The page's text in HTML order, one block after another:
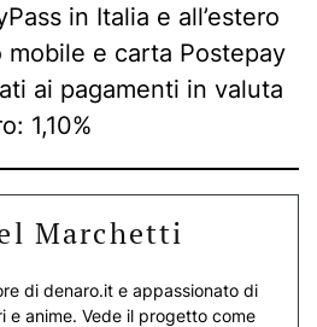
in Italia e all’estero
e carta Postepay
ai pagamenti in valuta
1,10%
Marchetti
di denaro.it e appassionato di
e anime. Vede il progetto come